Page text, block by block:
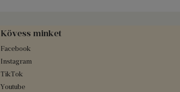
Kövess minket
Facebook
Instagram
TikTok
Youtube